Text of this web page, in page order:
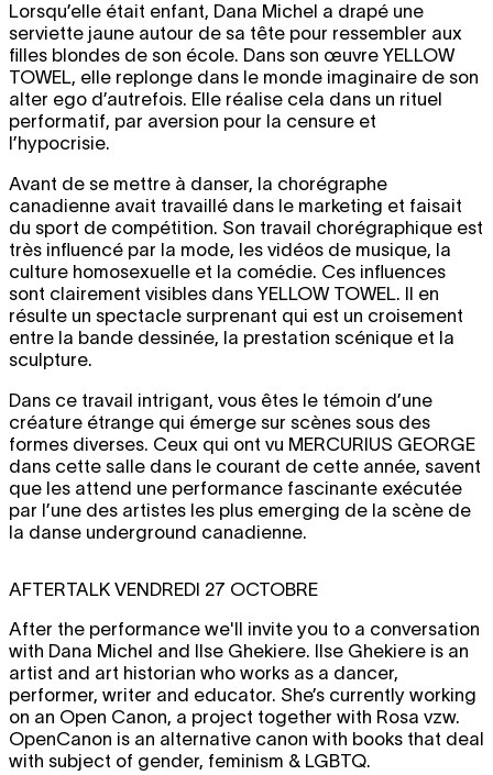
Lorsqu’elle était enfant, Dana Michel a drapé une
serviette jaune autour de sa tête pour ressembler aux
filles blondes de son école. Dans son œuvre YELLOW
TOWEL, elle replonge dans le monde imaginaire de son
alter ego d’autrefois. Elle réalise cela dans un rituel
performatif, par aversion pour la censure et
l’hypocrisie.
Avant de se mettre à danser, la chorégraphe
canadienne avait travaillé dans le marketing et faisait
du sport de compétition. Son travail chorégraphique est
très influencé par la mode, les vidéos de musique, la
culture homosexuelle et la comédie. Ces influences
sont clairement visibles dans YELLOW TOWEL. Il en
résulte un spectacle surprenant qui est un croisement
entre la bande dessinée, la prestation scénique et la
sculpture.
Dans ce travail intrigant, vous êtes le témoin d’une
créature étrange qui émerge sur scènes sous des
formes diverses. Ceux qui ont vu MERCURIUS GEORGE
dans cette salle dans le courant de cette année, savent
que les attend une performance fascinante exécutée
par l’une des artistes les plus emerging de la scène de
la danse underground canadienne.
AFTERTALK VENDREDI 27 OCTOBRE
After the performance we'll invite you to a conversation
with Dana Michel and Ilse Ghekiere. Ilse Ghekiere is an
artist and art historian who works as a dancer,
performer, writer and educator. She’s currently working
on an Open Canon, a project together with Rosa vzw.
OpenCanon is an alternative canon with books that deal
with subject of gender, feminism & LGBTQ.